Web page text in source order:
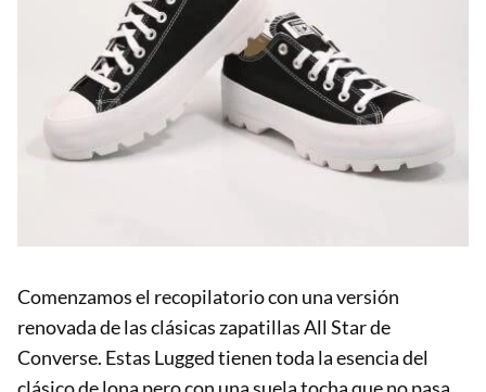
Comenzamos el recopilatorio con una versión
renovada de las clásicas zapatillas All Star de
Converse. Estas Lugged tienen toda la esencia del